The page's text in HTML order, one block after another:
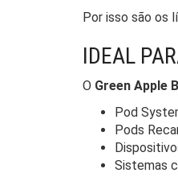
Por isso são os
IDEAL
O Green Apple
Pod
Pods
Sistemas